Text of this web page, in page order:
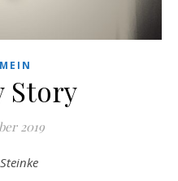
Story
2019